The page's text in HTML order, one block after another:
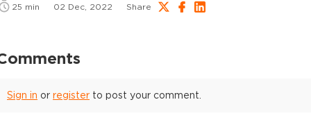
25 min 02 Dec, 2022 Share
Sign in or register to post your comment.